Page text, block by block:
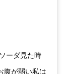
ーダ見た時
腹が弱い私は